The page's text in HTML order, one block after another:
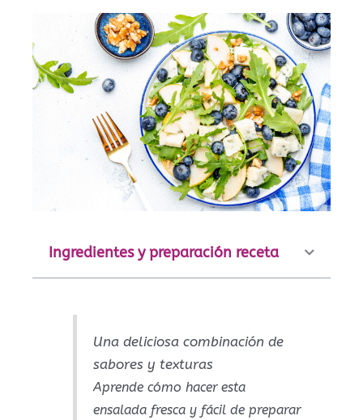
Ingredientes y preparación receta
Una deliciosa combinación de
sabores y texturas
Aprende cómo hacer esta
ensalada fresca y fácil de preparar